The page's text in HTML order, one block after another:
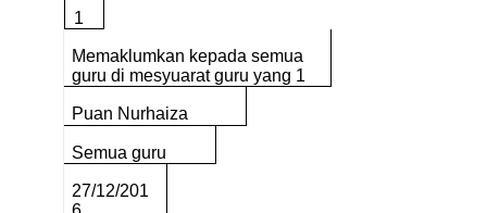
1
Memaklumkan kepada semua
guru di mesyuarat guru yang 1
Puan Nurhaiza
Semua guru
27/12/201